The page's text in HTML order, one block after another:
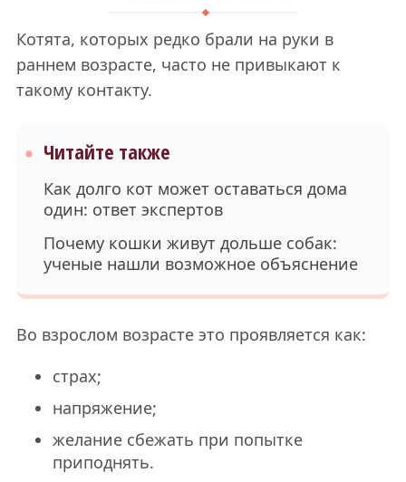
Котята, которых редко брали на руки в
раннем возрасте, часто не привыкают к
такому контакту.
Читайте также
Как долго кот может оставаться дома
один: ответ экспертов
Почему кошки живут дольше собак:
ученые нашли возможное объяснение
Во взрослом возрасте это проявляется как:
страх;
напряжение;
желание сбежать при попытке
приподнять.